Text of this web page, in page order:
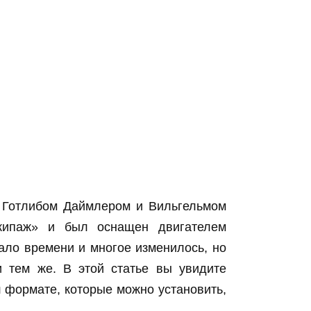
Даймлером и Вильгельмом
и был оснащен двигателем
времени и многое изменилось, но
тем же. В этой статье вы увидите
которые можно установить,